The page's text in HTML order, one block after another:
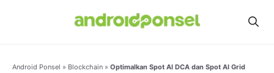
Android Ponsel » Blockchain » Optimalkan Spot AI DCA dan Spot AI Grid